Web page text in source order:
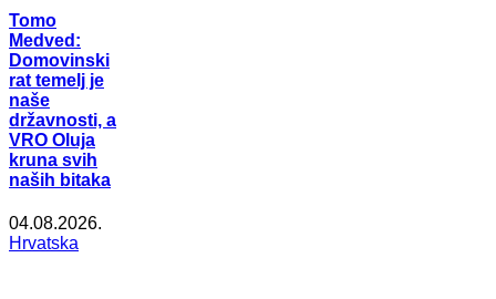
Tomo
Medved:
Domovinski
rat temelj je
naše
državnosti, a
VRO Oluja
kruna svih
naših bitaka
04.08.2026.
Hrvatska